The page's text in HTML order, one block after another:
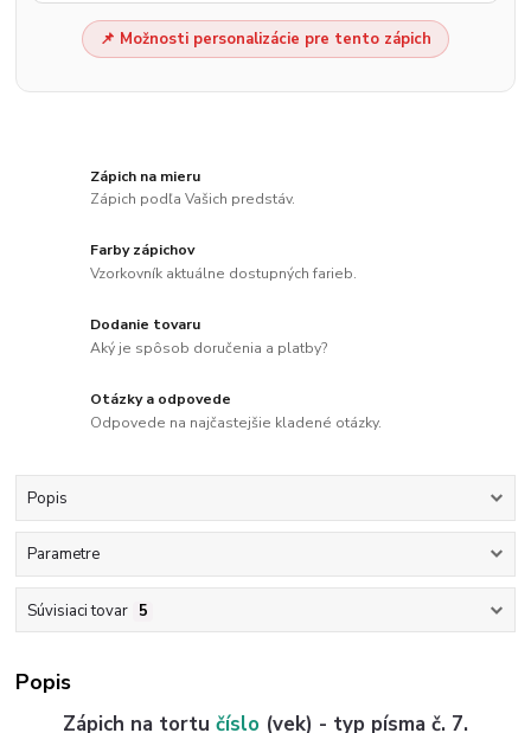
📌 Možnosti personalizácie pre tento zápich
Zápich na mieru
Zápich podľa Vašich predstáv.
Farby zápichov
Vzorkovník aktuálne dostupných farieb.
Dodanie tovaru
Aký je spôsob doručenia a platby?
Otázky a odpovede
Odpovede na najčastejšie kladené otázky.
Popis
Parametre
Súvisiaci tovar 5
Popis
Zápich na tortu číslo (vek) - typ písma č. 7.